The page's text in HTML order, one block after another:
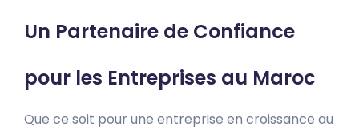
Un Partenaire de Confiance
pour les Entreprises au Maroc
Que ce soit pour une entreprise en croissance au